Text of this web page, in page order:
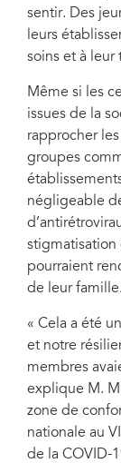
sentir. Des
leurs
soins et à leur
Même si les
issues de la
rapprocher
groupes
négligeable
stigmatisation
pourraient
de leur famille.
« Cela a été
et notre
membres
explique M.
zone de
nationale au
de la COVID-